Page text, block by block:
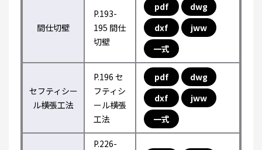
間仕切壁
P.193-
195 間仕
切壁
pdf
dwg
dxf
jww
一式
セフティシー
ル横張工法
P.196 セ
フティシ
ール横張
工法
pdf
dwg
dxf
jww
一式
P.226-